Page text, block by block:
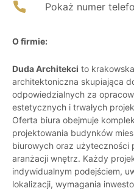
Pokaż numer
O firmie:
Duda Architekci to
architektoniczna skupiająca
odpowiedzialnych za
estetycznych i trwałych
Oferta biura obejmuje
projektowania budynków
biurowych oraz użyteczności
aranżacji wnętrz. Każdy
indywidualnym podejściem,
lokalizacji, wymagania